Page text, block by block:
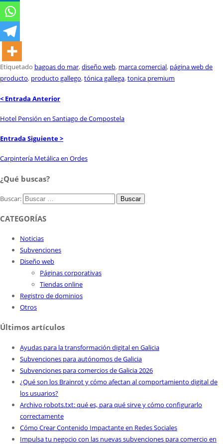
Etiquetado bagoas do mar,diseño web, marca comercial, página web de
producto, producto gallego,tónica gallega,tonica premium
< Entrada Anterior
Hotel Pensión en Santiago de Compostela
Entrada Siguiente >
Carpintería Metálica en Ordes
¿Qué buscas?
Buscar:
CATEGORÍAS
Noticias
Subvenciones
Diseño web
Páginas corporativas
Tiendas online
Registro de dominios
Otros
Últimos artículos
Ayudas para la transformación digital en Galicia
Subvenciones para autónomos de Galicia
Subvenciones para comercios de Galicia 2026
¿Qué son los Brainrot y cómo afectan al comportamiento digital de
los usuarios?
Archivo robots.txt: qué es, para qué sirve y cómo configurarlo
correctamente
Cómo Crear Contenido Impactante en Redes Sociales
Impulsa tu negocio con las nuevas subvenciones para comercio en